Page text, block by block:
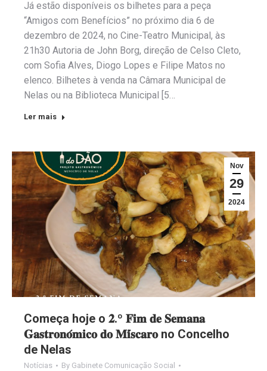
Já estão disponíveis os bilhetes para a peça
“Amigos com Benefícios” no próximo dia 6 de
dezembro de 2024, no Cine-Teatro Municipal, às
21h30 Autoria de John Borg, direção de Celso Cleto,
com Sofia Alves, Diogo Lopes e Filipe Matos no
elenco. Bilhetes à venda na Câmara Municipal de
Nelas ou na Biblioteca Municipal [5…
Ler mais
Nov
29
2024
Começa hoje o 𝟐.º 𝐅𝐢𝐦 𝐝𝐞 𝐒𝐞𝐦𝐚𝐧𝐚
𝐆𝐚𝐬𝐭𝐫𝐨𝐧𝐨́𝐦𝐢𝐜𝐨 𝐝𝐨 𝐌𝐢́𝐬𝐜𝐚𝐫𝐨 no Concelho
de Nelas
Notícias By Gabinete Comunicação Social